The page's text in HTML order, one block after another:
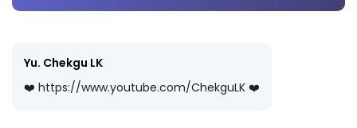
Yu. Chekgu LK
❤️ https://www.youtube.com/ChekguLK ❤️